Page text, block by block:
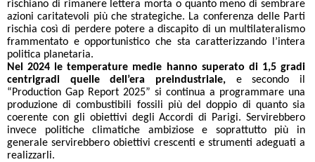
rischiano di rimanere lettera morta o quanto meno di sembrare
azioni caritatevoli più che strategiche. La conferenza delle Parti
rischia così di perdere potere a discapito di un multilateralismo
frammentato e opportunistico che sta caratterizzando l’intera
politica planetaria.
Nel 2024 le temperature medie hanno superato di 1,5 gradi
centrigradi quelle dell’era preindustriale, e secondo il
“Production Gap Report 2025” si continua a programmare una
produzione di combustibili fossili più del doppio di quanto sia
coerente con gli obiettivi degli Accordi di Parigi. Servirebbero
invece politiche climatiche ambiziose e soprattutto più in
generale servirebbero obiettivi crescenti e strumenti adeguati a
realizzarli.